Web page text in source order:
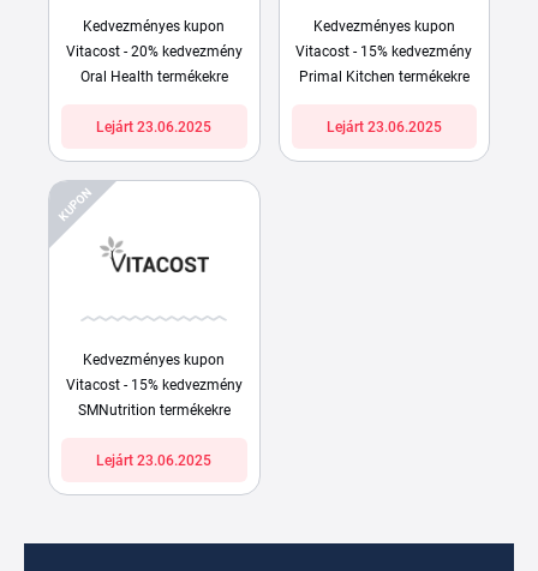
Kedvezményes kupon
Vitacost - 20% kedvezmény
Oral Health termékekre
Lejárt 23.06.2025
Kedvezményes kupon
Vitacost - 15% kedvezmény
Primal Kitchen termékekre
Lejárt 23.06.2025
KUPON
Kedvezményes kupon
Vitacost - 15% kedvezmény
SMNutrition termékekre
Lejárt 23.06.2025